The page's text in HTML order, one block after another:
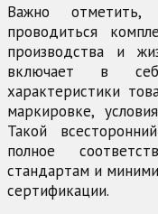
Важно
проводиться
производства и
включает в
характеристики
маркировке,
Такой
полное
стандартам и
сертификации.